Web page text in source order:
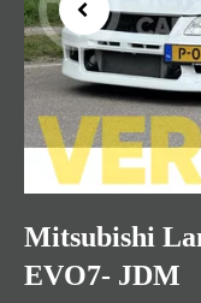
Previous
Mitsubishi
EVO7- JDM